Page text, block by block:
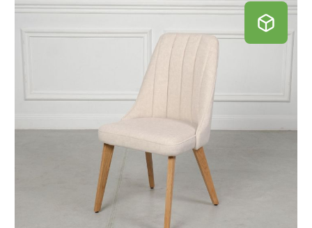
to
the
images